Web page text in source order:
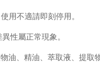
用不適請即刻停用。
性屬正常現象。
油、精油、萃取液、提取